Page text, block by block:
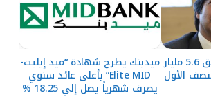
إنتيسا سان باولو تحقق 5.6 مليار
الأول
ميدبنك يطرح شهادة “ميد إيليت-
Elite MID” بأعلى عائد سنوي
يصرف شهرياً يصل إلي 18.25 %